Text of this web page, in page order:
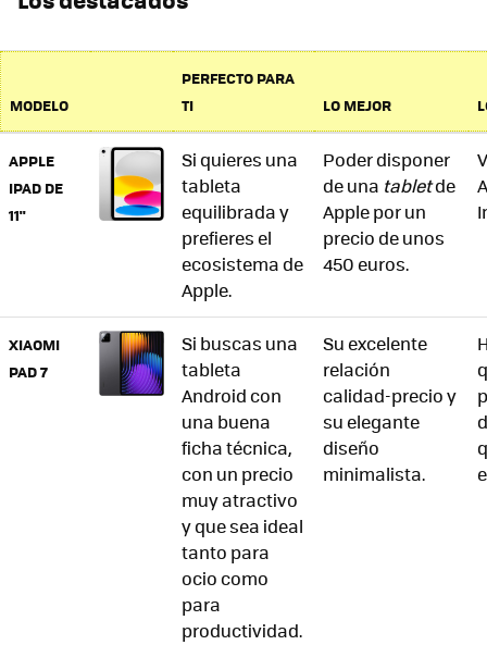
MODELO
PERFECTO PARA
TI
LO MEJOR
APPLE
IPAD DE
11"
Si quieres una
tableta
equilibrada y
prefieres el
ecosistema de
Apple.
Poder disponer
de una tabletde
Apple por un
precio de unos
450 euros.
XIAOMI
PAD 7
Si buscas una
tableta
Android con
una buena
ficha técnica,
con un precio
muy atractivo
y que sea ideal
tanto para
ocio como
para
productividad.
Su excelente
relación
calidad-precio y
su elegante
diseño
minimalista.